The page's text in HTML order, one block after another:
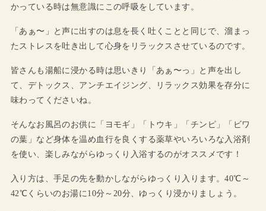
かっている時は無意識にこの呼吸をしています。
「あぁ〜」と声に出すのは息を長く吐くことと同じで、溜まっ
たストレスを吐き出して心身をリラックスさせているのです。
皆さんも湯船に浸かる時は思いきり「あぁ〜っ」と声を出し
て、デトックス、アンチエイジング、リラックス効果を存分に
味わってくださいね。
そんなお風呂のお供に「ヨモギ」「トウキ」「チンピ」「ビワ
の葉」など身体を温め血行を良くする薬草やいろいろな入浴剤
を使い、楽しみながらゆっくり入浴するのがオススメです！
入り方は、手足の先を動かしながらゆっくり入ります。40℃～
42℃くらいのお湯に10分～20分、ゆっくり浸かりましょう。